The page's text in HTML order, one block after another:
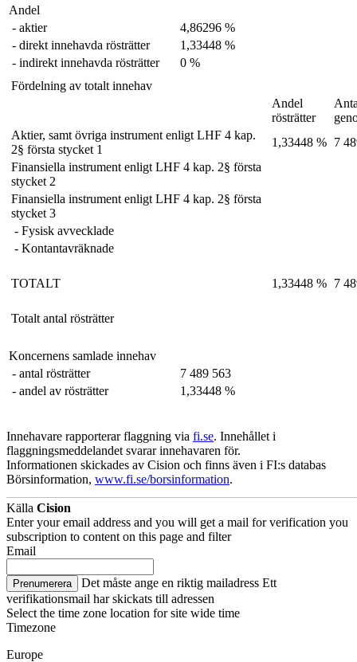
Andel
- aktier
4,86296 %
- direkt innehavda rösträtter
1,33448 %
- indirekt innehavda rösträtter
0 %
Fördelning av totalt innehav
Andel
rösträtter
Aktier, samt övriga instrument enligt LHF 4 kap.
2§ första stycket 1
1,33448 % 7
Finansiella instrument enligt LHF 4 kap. 2§ första
stycket 2
Finansiella instrument enligt LHF 4 kap. 2§ första
stycket 3
- Fysisk avvecklade
- Kontantavräknade
TOTALT 1,33448 % 7
Totalt antal rösträtter
Koncernens samlade innehav
- antal rösträtter
7 489 563
- andel av rösträtter
1,33448 %
Innehavare rapporterar flaggning via fi.se. Innehållet i
flaggningsmeddelandet svarar innehavaren för.
Informationen skickades av Cision och finns även i FI:s databas
Börsinformation, www.fi.se/borsinformation.
Källa Cision
Enter your email address and you will get a mail for verification you
subscription to content on this page and filter
Email
Prenumerera Det måste ange en riktig mailadress Ett
verifikationsmail har skickats till adressen
Select the time zone location for site wide time
Timezone
Europe